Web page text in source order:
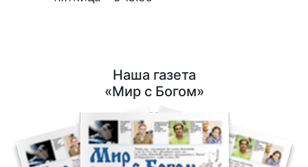
Наша газета
«Мир с Богом»